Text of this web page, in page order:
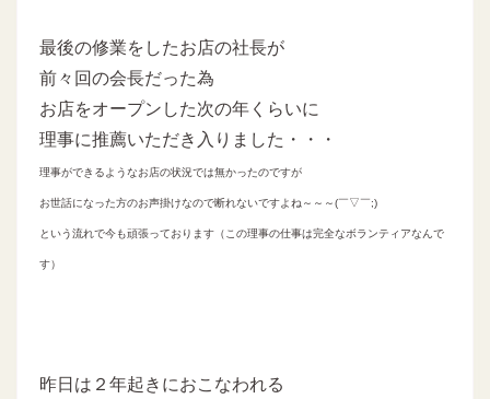
最後の修業をしたお店の社長が
前々回の会長だった為
お店をオープンした次の年くらいに
理事に推薦いただき入りました・・・
理事ができるようなお店の状況では無かったのですが
お世話になった方のお声掛けなので断れないですよね～～～(￣▽￣;)
という流れで今も頑張っております（この理事の仕事は完全なボランティアなんで
す）
昨日は２年起きにおこなわれる